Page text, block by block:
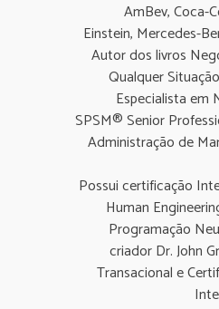
AmBev, Coca-
Einstein, Mercedes-
Autor dos livros
Qualquer
Especialista em
SPSM® Senior
Administração de
Possui certificação
Human
Programação
criador Dr. John
Transacional e